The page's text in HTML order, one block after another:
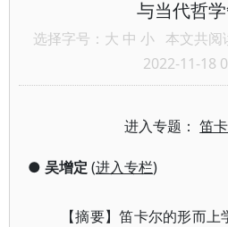
与当代哲
选择字号： 大 中 小 本文共阅
2022-11-18
进入专题：笛
● 吴增定 (进入专栏)
【摘要】笛卡尔的形而